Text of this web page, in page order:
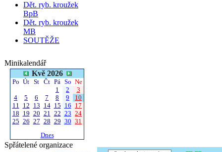
Dět. ryb. kroužek
BpB
Dět. ryb. kroužek
MB
SOUTĚŽE
Minikalendář
Kvě 2026
Po Út St Čt Pá So Ne
1
2
3
4
5 6 7 8 9
10
11 12 13 14 15 16 17
18 19 20 21 22 23 24
25 26 27 28 29 30 31
Dnes
Spřátelené organizace